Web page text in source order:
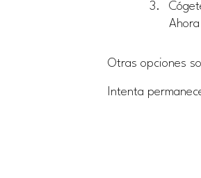
Otras opciones
Intenta